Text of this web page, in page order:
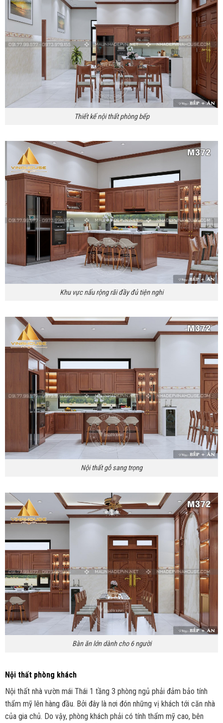
Thiết kế nội thất phòng bếp
Khu vực nấu rộng rãi đầy đủ tiện nghi
Nội thất gỗ sang trọng
Bàn ăn lớn dành cho 6 người
Nội thất phòng khách
Nội thất nhà vườn mái Thái 1 tầng 3 phòng ngủ phải đảm bảo tính
thẩm mỹ lên hàng đầu. Bởi đây là nơi đón những vị khách tới căn nhà
của gia chủ. Do vậy, phòng khách phải có tính thẩm mỹ cao, bên